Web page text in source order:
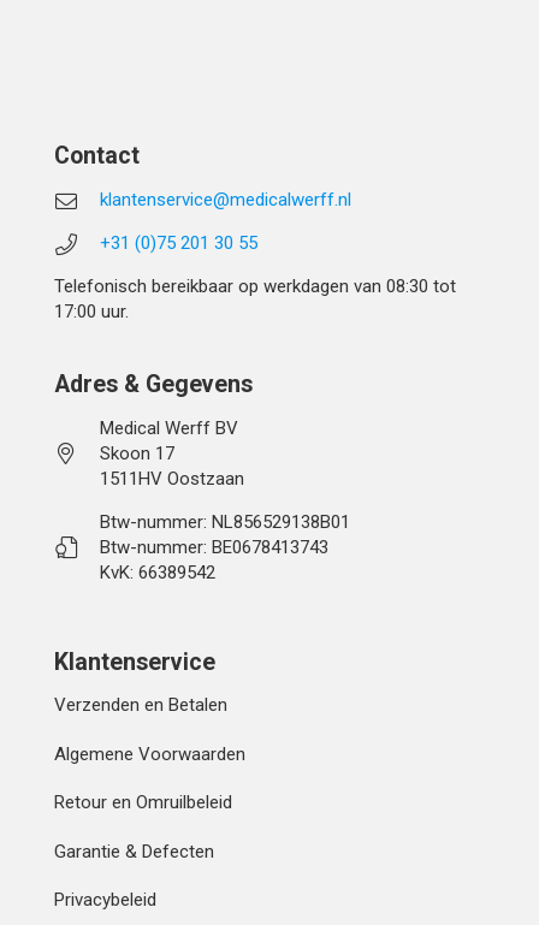
Contact
klantenservice@medicalwerff.nl
+31 (0)75 201 30 55
Telefonisch bereikbaar op werkdagen van 08:30 tot
17:00 uur.
Adres & Gegevens
Medical Werff BV
Skoon 17
1511HV Oostzaan
Btw-nummer: NL856529138B01
Btw-nummer: BE0678413743
KvK: 66389542
Klantenservice
Verzenden en Betalen
Algemene Voorwaarden
Retour en Omruilbeleid
Garantie & Defecten
Privacybeleid